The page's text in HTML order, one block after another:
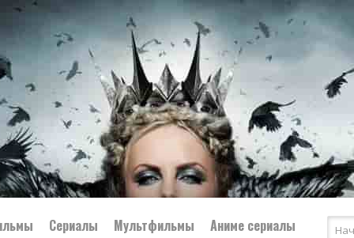
Сериалы Мультфильмы Аниме сериалы